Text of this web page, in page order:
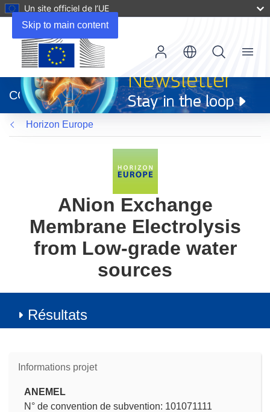
Skip to main content
Un site officiel de l’UE
dans
une
nouvelle
fenêtre)
CORDIS
Menu
Horizon Europe
ANion Exchange
Membrane Electrolysis
from Low-grade water
sources
Résultats
Informations projet
ANEMEL
N° de convention de subvention: 101071111